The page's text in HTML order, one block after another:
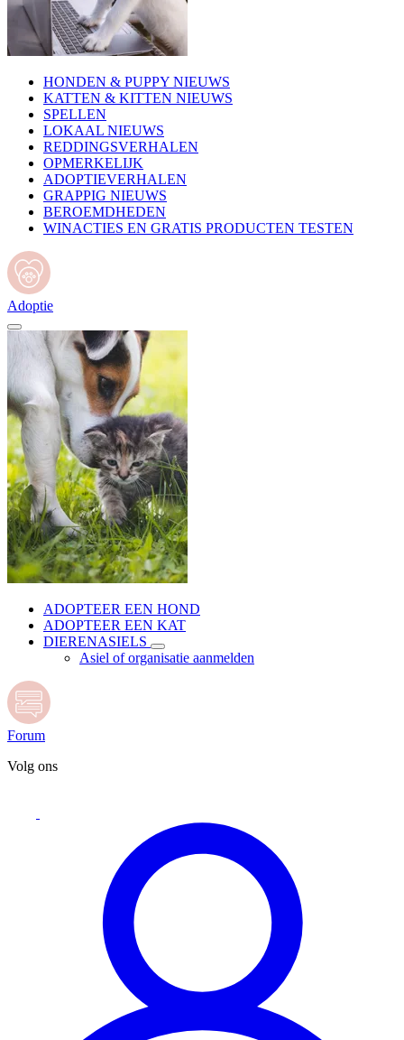
HONDEN & PUPPY NIEUWS
KATTEN & KITTEN NIEUWS
SPELLEN
LOKAAL NIEUWS
REDDINGSVERHALEN
OPMERKELIJK
ADOPTIEVERHALEN
GRAPPIG NIEUWS
BEROEMDHEDEN
WINACTIES EN GRATIS PRODUCTEN TESTEN
Adoptie
ADOPTEER EEN HOND
ADOPTEER EEN KAT
DIERENASIELS
Asiel of organisatie aanmelden
Forum
Volg ons